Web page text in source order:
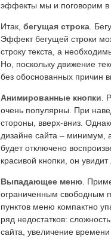
эффекты мы и поговорим в
Итак, бегущая строка .
Эффект бегущей строки
строку текста, а
Но, поскольку движение
без обоснованных причин
Анимированные кнопки .
очень популярны. При
стороны, вверх-вниз.
дизайне сайта – минимум,
будет отключено
красивой кнопки, он
Выпадающее меню .
ограниченным свободным
пунктов меню компактно
ряд недостатков:
сайта, увеличение